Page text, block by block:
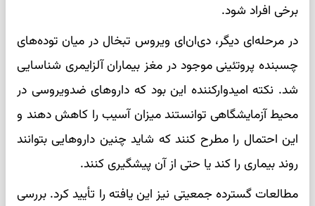
برخی افراد شود.
در مرحله‌ای دیگر، دی‌ان‌ای ویروس تبخال در میان توده‌های
چسبنده پروتئینی موجود در مغز بیماران آلزایمری شناسایی
شد. نکته امیدوارکننده این بود که داروهای ضدویروسی در
محیط آزمایشگاهی توانستند میزان آسیب را کاهش دهند و
این احتمال را مطرح کنند که شاید چنین داروهایی بتوانند
روند بیماری را کند یا حتی از آن پیشگیری کنند.
مطالعات گسترده جمعیتی نیز این یافته را تأیید کرد. بررسی